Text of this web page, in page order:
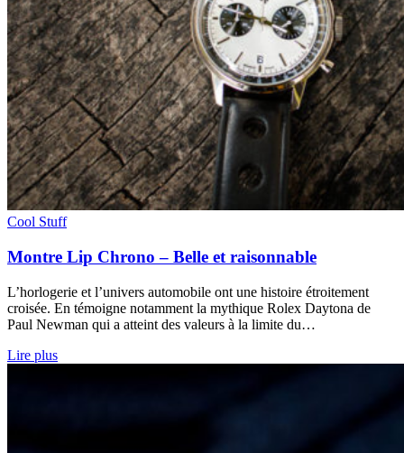
Cool Stuff
Montre Lip Chrono – Belle et raisonnable
L’horlogerie et l’univers automobile ont une histoire étroitement
croisée. En témoigne notamment la mythique Rolex Daytona de
Paul Newman qui a atteint des valeurs à la limite du…
Lire plus